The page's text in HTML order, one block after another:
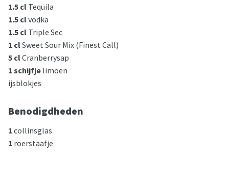
1.5 cl Tequila
1.5 clvodka
1.5 cl Triple Sec
1 clSweet Sour Mix (Finest Call)
5 clCranberrysap
1 schijfje limoen
ijsblokjes
Benodigdheden
1 collinsglas
1 roerstaafje